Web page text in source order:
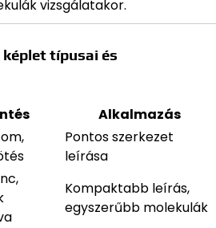
vizsgálatakor.
típusai és
Alkalmazás
Pontos szerkezet
leírása
Kompaktabb leírás,
egyszerűbb molekulák